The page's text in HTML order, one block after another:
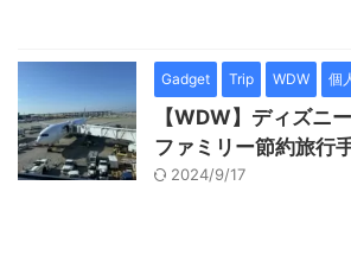
Gadget Trip WDW 個
【WDW】ディズニ
ファミリー節約旅行
2024/9/17